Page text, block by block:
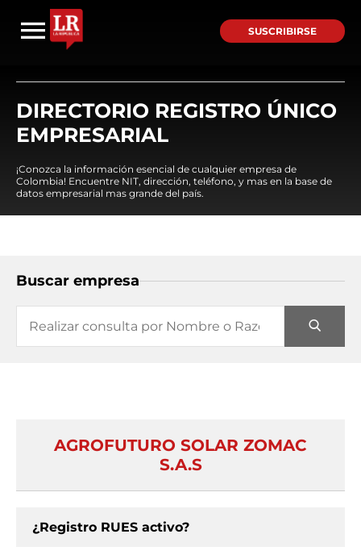
SUSCRIBIRSE
DIRECTORIO REGISTRO ÚNICO
EMPRESARIAL
¡Conozca la información esencial de cualquier empresa de
Colombia! Encuentre NIT, dirección, teléfono, y mas en la base de
datos empresarial mas grande del país.
Buscar empresa
AGROFUTURO SOLAR ZOMAC
S.A.S
¿Registro RUES activo?